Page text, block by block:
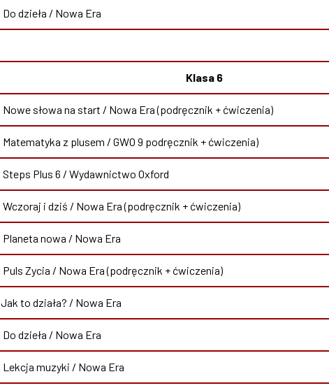
Do dzieła / Nowa Era
Klasa 6
Nowe słowa na start / Nowa Era (podręcznik + ćwiczenia)
Matematyka z plusem / GWO 9 podręcznik + ćwiczenia)
Steps Plus 6 / Wydawnictwo Oxford
Wczoraj i dziś / Nowa Era (podręcznik + ćwiczenia)
Planeta nowa / Nowa Era
Puls Zycia / Nowa Era (podręcznik + ćwiczenia)
Jak to działa? / Nowa Era
Do dzieła / Nowa Era
Lekcja muzyki / Nowa Era